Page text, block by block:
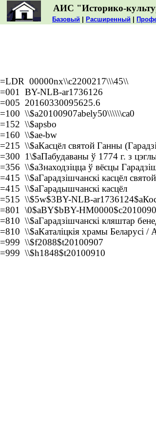
АИС "Историко-
Базовый Расширенный
=LDR 00000nx\\c2200217\\\45\\
=001 BY-NLB-ar1736126
=005 20160330095625.6
=100 \\$a20100907abely50\\\\\\ca0
=152 \\$apsbo
=160 \\$ae-bw
=215 \\$aКасцёл святой Ганны
=300 1\$aПабудаваны ў 1774 г. з
=356 \\$aЗнаходзіцца ў вёсцы
=415 \\$aГарадзішчанскі касцёл
=415 \\$aГарадышчанскі касцёл
=515 \\$5w$3BY-NLB-
=801 \0$aBY$bBY-
=810 \\$aГарадзішчанскі кляштар
=810 \\$aКаталіцкія храмы Беларусі
=999 \\$f2088$t20100907
=999 \\$h1848$t20100910